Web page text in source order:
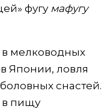
фугу мафугу
в мелководных
Японии, ловля
снастей.
в пищу